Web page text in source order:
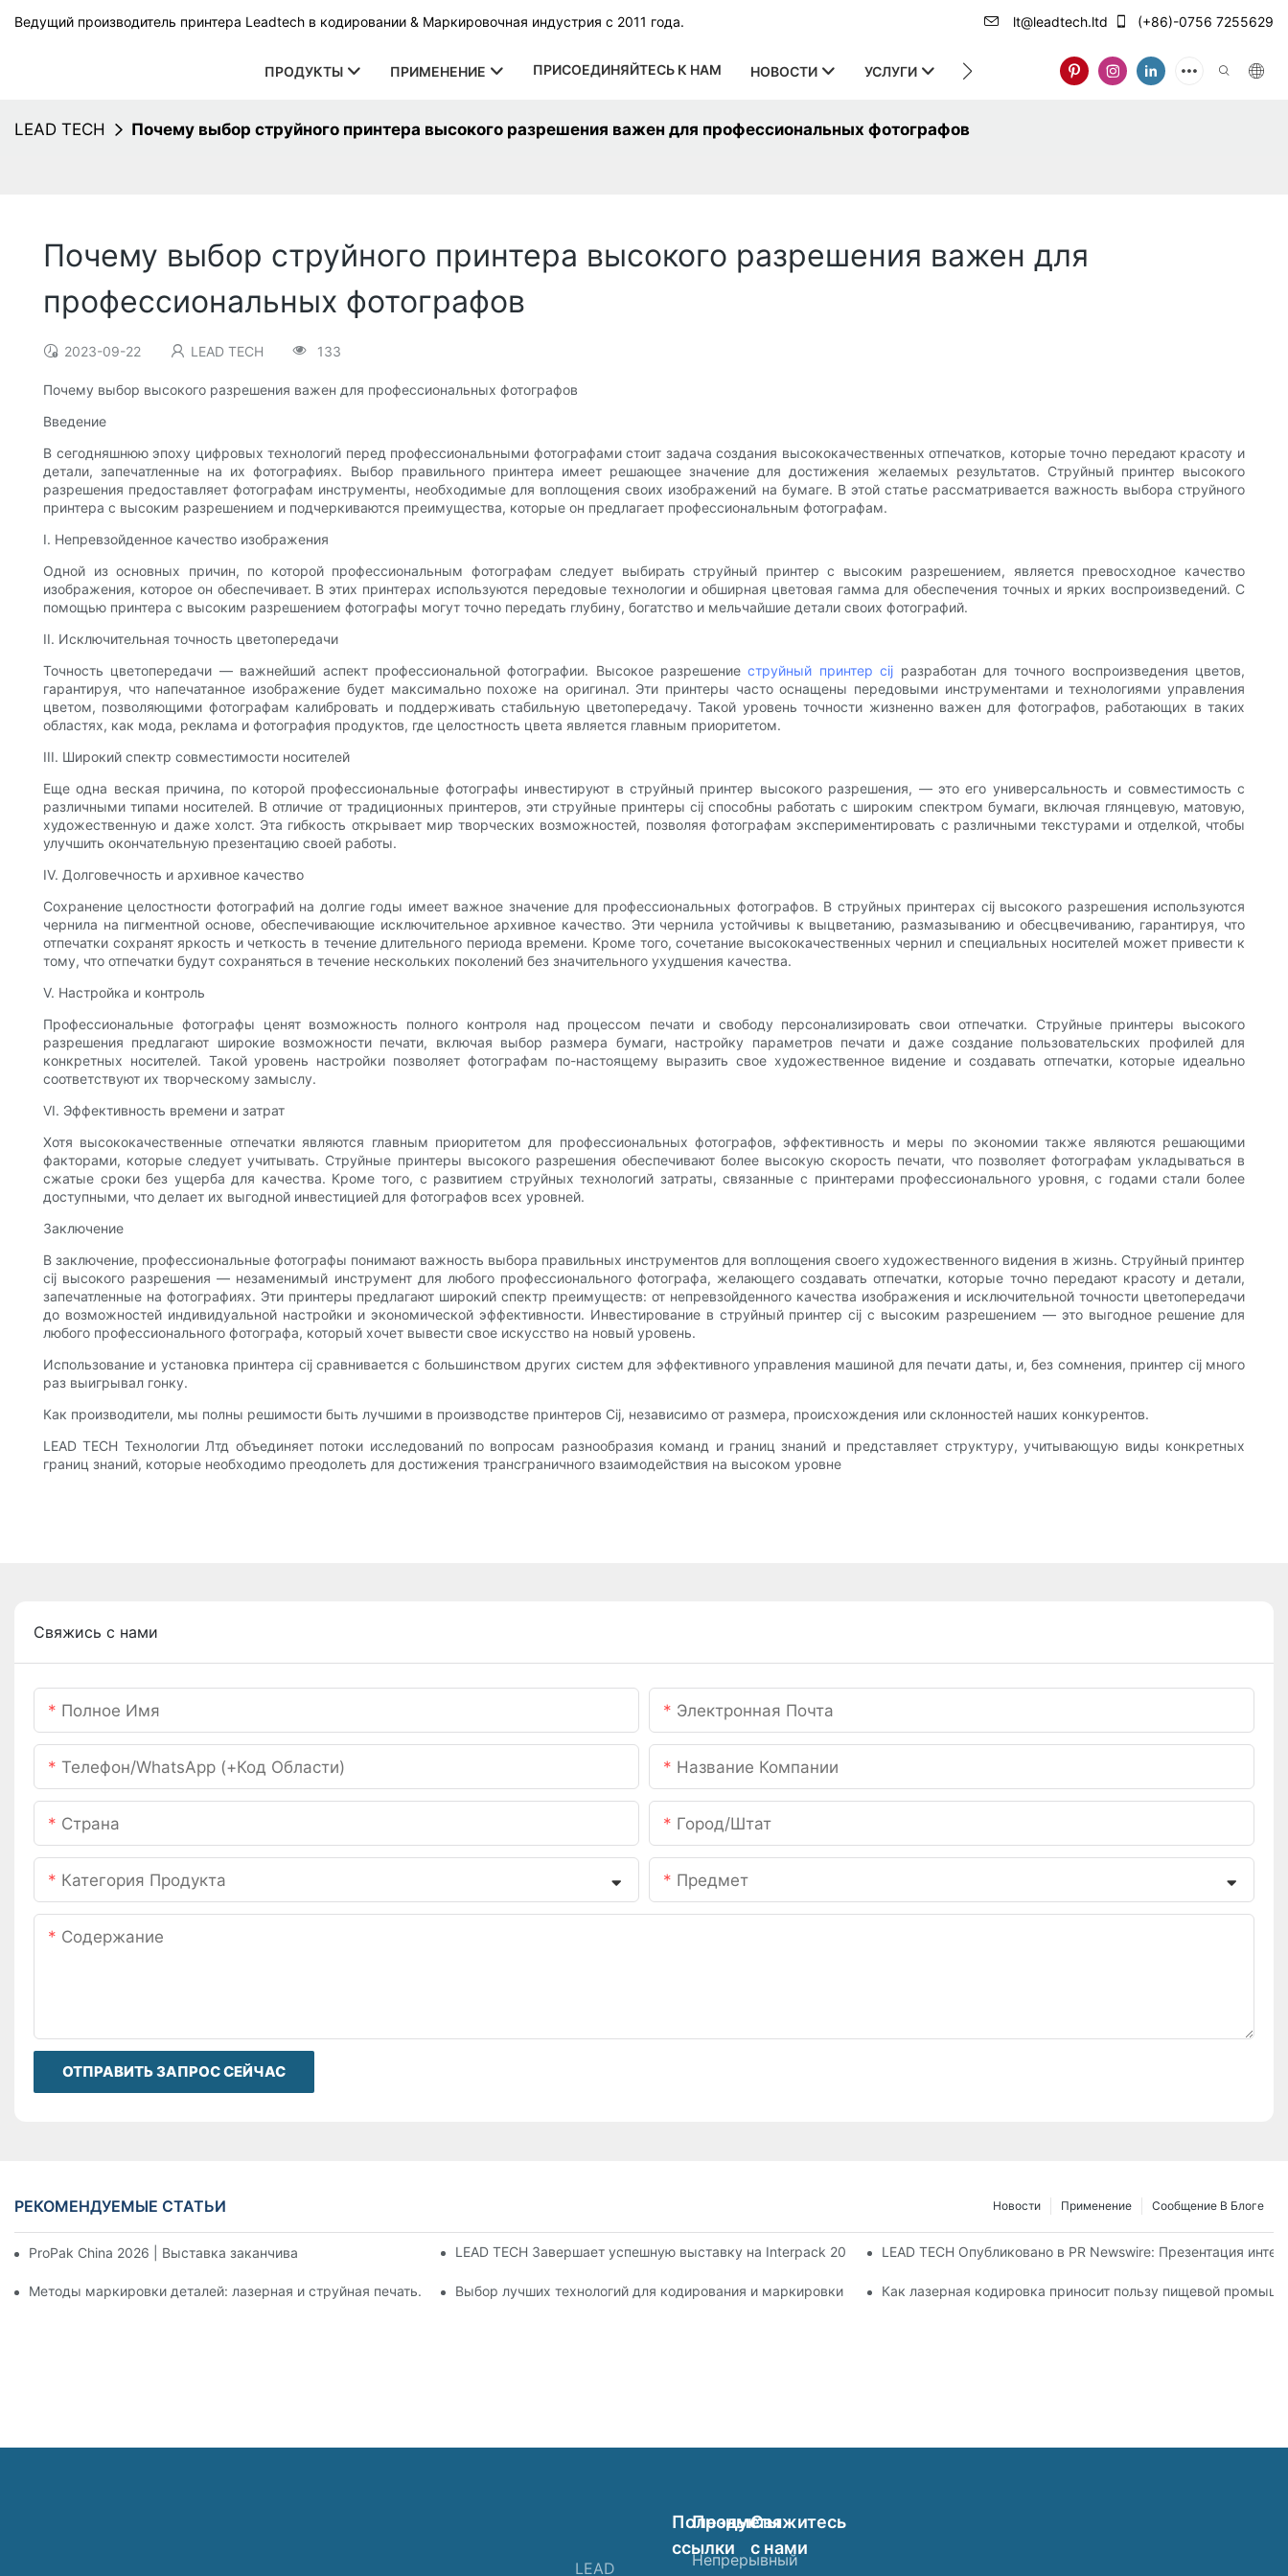
Ведущий производитель принтера Leadtech в кодировании & Маркировочная индустрия с 2011 года. lt@leadtech.ltd (+86)-0756 7255629
ПРОДУКТЫ ПРИМЕНЕНИЕ ПРИСОЕДИНЯЙТЕСЬ К НАМ НОВОСТИ УСЛУГИ О НАС
LEAD TECH Почему выбор струйного принтера высокого разрешения важен для профессиональных фотографов
Почему выбор струйного принтера высокого разрешения важен для
профессиональных фотографов
2023-09-22 LEAD TECH 133
Почему выбор высокого разрешения важен для профессиональных фотографов
Введение
В сегодняшнюю эпоху цифровых технологий перед профессиональными фотографами стоит задача создания высококачественных отпечатков, которые точно передают красоту и
детали, запечатленные на их фотографиях. Выбор правильного принтера имеет решающее значение для достижения желаемых результатов. Струйный принтер высокого
разрешения предоставляет фотографам инструменты, необходимые для воплощения своих изображений на бумаге. В этой статье рассматривается важность выбора струйного
принтера с высоким разрешением и подчеркиваются преимущества, которые он предлагает профессиональным фотографам.
I. Непревзойденное качество изображения
Одной из основных причин, по которой профессиональным фотографам следует выбирать струйный принтер с высоким разрешением, является превосходное качество
изображения, которое он обеспечивает. В этих принтерах используются передовые технологии и обширная цветовая гамма для обеспечения точных и ярких воспроизведений. С
помощью принтера с высоким разрешением фотографы могут точно передать глубину, богатство и мельчайшие детали своих фотографий.
II. Исключительная точность цветопередачи
Точность цветопередачи — важнейший аспект профессиональной фотографии. Высокое разрешениеструйный принтер cij разработан для точного воспроизведения цветов,
гарантируя, что напечатанное изображение будет максимально похоже на оригинал. Эти принтеры часто оснащены передовыми инструментами и технологиями управления
цветом, позволяющими фотографам калибровать и поддерживать стабильную цветопередачу. Такой уровень точности жизненно важен для фотографов, работающих в таких
областях, как мода, реклама и фотография продуктов, где целостность цвета является главным приоритетом.
III. Широкий спектр совместимости носителей
Еще одна веская причина, по которой профессиональные фотографы инвестируют в струйный принтер высокого разрешения, — это его универсальность и совместимость с
различными типами носителей. В отличие от традиционных принтеров, эти струйные принтеры cij способны работать с широким спектром бумаги, включая глянцевую, матовую,
художественную и даже холст. Эта гибкость открывает мир творческих возможностей, позволяя фотографам экспериментировать с различными текстурами и отделкой, чтобы
улучшить окончательную презентацию своей работы.
IV. Долговечность и архивное качество
Сохранение целостности фотографий на долгие годы имеет важное значение для профессиональных фотографов. В струйных принтерах cij высокого разрешения используются
чернила на пигментной основе, обеспечивающие исключительное архивное качество. Эти чернила устойчивы к выцветанию, размазыванию и обесцвечиванию, гарантируя, что
отпечатки сохранят яркость и четкость в течение длительного периода времени. Кроме того, сочетание высококачественных чернил и специальных носителей может привести к
тому, что отпечатки будут сохраняться в течение нескольких поколений без значительного ухудшения качества.
V. Настройка и контроль
Профессиональные фотографы ценят возможность полного контроля над процессом печати и свободу персонализировать свои отпечатки. Струйные принтеры высокого
разрешения предлагают широкие возможности печати, включая выбор размера бумаги, настройку параметров печати и даже создание пользовательских профилей для
конкретных носителей. Такой уровень настройки позволяет фотографам по-настоящему выразить свое художественное видение и создавать отпечатки, которые идеально
соответствуют их творческому замыслу.
VI. Эффективность времени и затрат
Хотя высококачественные отпечатки являются главным приоритетом для профессиональных фотографов, эффективность и меры по экономии также являются решающими
факторами, которые следует учитывать. Струйные принтеры высокого разрешения обеспечивают более высокую скорость печати, что позволяет фотографам укладываться в
сжатые сроки без ущерба для качества. Кроме того, с развитием струйных технологий затраты, связанные с принтерами профессионального уровня, с годами стали более
доступными, что делает их выгодной инвестицией для фотографов всех уровней.
Заключение
В заключение, профессиональные фотографы понимают важность выбора правильных инструментов для воплощения своего художественного видения в жизнь. Струйный принтер
cij высокого разрешения — незаменимый инструмент для любого профессионального фотографа, желающего создавать отпечатки, которые точно передают красоту и детали,
запечатленные на фотографиях. Эти принтеры предлагают широкий спектр преимуществ: от непревзойденного качества изображения и исключительной точности цветопередачи
до возможностей индивидуальной настройки и экономической эффективности. Инвестирование в струйный принтер cij с высоким разрешением — это выгодное решение для
любого профессионального фотографа, который хочет вывести свое искусство на новый уровень.
Использование и установка принтера cij сравнивается с большинством других систем для эффективного управления машиной для печати даты, и, без сомнения, принтер cij много
раз выигрывал гонку.
Как производители, мы полны решимости быть лучшими в производстве принтеров Cij, независимо от размера, происхождения или склонностей наших конкурентов.
LEAD TECH Технологии Лтд объединяет потоки исследований по вопросам разнообразия команд и границ знаний и представляет структуру, учитывающую виды конкретных
границ знаний, которые необходимо преодолеть для достижения трансграничного взаимодействия на высоком уровне
Свяжись с нами
Полное Имя Электронная Почта
Телефон/WhatsApp (+код Области) Название Компании
Страна Город/штат
Категория Продукта Предмет
Содержание
ОТПРАВИТЬ ЗАПРОС СЕЙЧАС
РЕКОМЕНДУЕМЫЕ СТАТЬИ Сообщение В Блоге
Применение
Новости
ProPak China 2026 | Выставка заканчивается, но наш сервис продолжает работатьLEAD TECH Завершает успешную выставку на Interpack 2026 в ДюссельдорфеLEAD TECH Опубликовано в PR Newswire: Презентация
Методы маркировки деталей: лазерная и струйная печать. Выбор лучших технологий для кодирования и маркировки гибкой упаковкиКак лазерная кодировка приносит пользу пищевой
LEAD
Полезные
ссылки
Продукты
Непрерывный
Свяжитесь
с нами